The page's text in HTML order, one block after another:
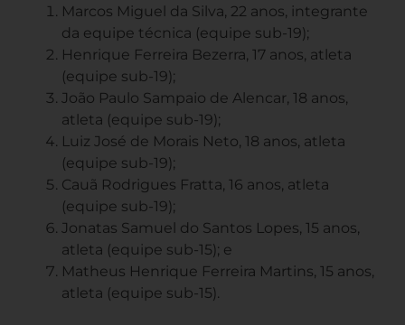
Marcos Miguel da Silva, 22 anos, integrante
da equipe técnica (equipe sub-19);
Henrique Ferreira Bezerra, 17 anos, atleta
(equipe sub-19);
João Paulo Sampaio de Alencar, 18 anos,
atleta (equipe sub-19);
Luiz José de Morais Neto, 18 anos, atleta
(equipe sub-19);
Cauã Rodrigues Fratta, 16 anos, atleta
(equipe sub-19);
Jonatas Samuel do Santos Lopes, 15 anos,
atleta (equipe sub-15); e
Matheus Henrique Ferreira Martins, 15 anos,
atleta (equipe sub-15).